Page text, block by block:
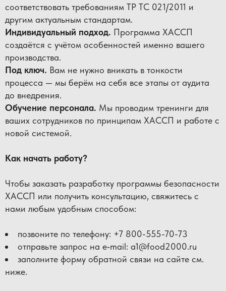
соответствовать требованиям ТР ТС 021/2011 и
другим актуальным стандартам.
Индивидуальный подход. Программа ХАССП
создаётся с учётом особенностей именно вашего
производства.
Под ключ. Вам не нужно вникать в тонкости
процесса — мы берём на себя все этапы от аудита
до внедрения.
Обучение персонала. Мы проводим тренинги для
ваших сотрудников по принципам ХАССП и работе с
новой системой.
Как начать работу?
Чтобы заказать разработку программы безопасности
ХАССП или получить консультацию, свяжитесь с
нами любым удобным способом:
позвоните по телефону: +7 800-555-70-73
отправьте запрос на e‑mail: a1@food2000.ru
заполните форму обратной связи на сайте см.
ниже.